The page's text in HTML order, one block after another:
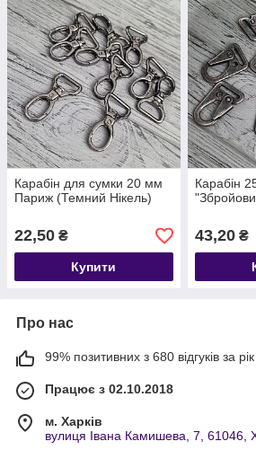
Карабін для сумки 20 мм
Париж (Темний Нікель)
22,50 ₴
Купити
Карабін
43,20₴
Про нас
99% позитивних з 680 відгуків за рік
Працює з 02.10.2018
м. Харків
вулиця Івана Камишева, 7, 61046,